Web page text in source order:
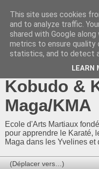
CKF 78-95
Ecole Arts
d'Adam
Kobudo &
Maga/KMA
Ecole d'Arts Martiaux
pour apprendre le Karaté,
Maga dans les Yvelines et
This site uses cookies
and to analyze traffic.
shared with Google
metrics to ensure quality
statistics, and to detect
LEARN